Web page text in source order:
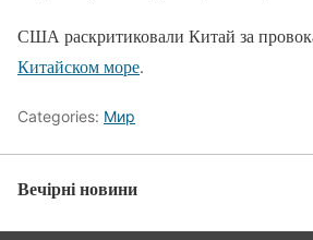
США раскритиковали Китай за
Китайском море.
Categories: Мир
Вечірні новини